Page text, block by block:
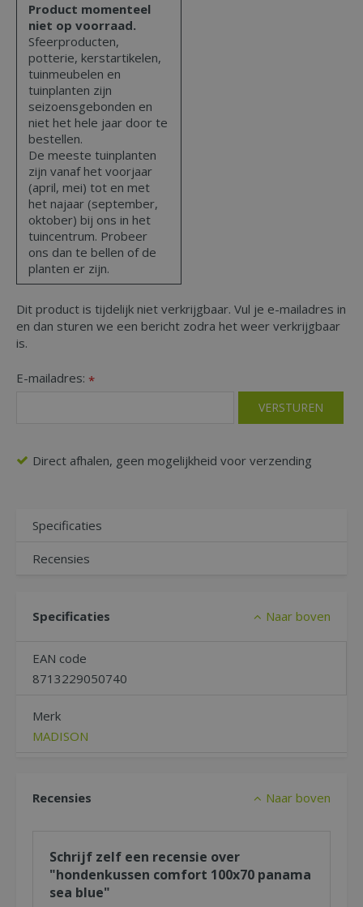
Product momenteel
niet op voorraad.
Sfeerproducten,
potterie, kerstartikelen,
tuinmeubelen en
tuinplanten zijn
seizoensgebonden en
niet het hele jaar door te
bestellen.
De meeste tuinplanten
zijn vanaf het voorjaar
(april, mei) tot en met
het najaar (september,
oktober) bij ons in het
tuincentrum. Probeer
ons dan te bellen of de
planten er zijn.
Dit product is tijdelijk niet verkrijgbaar. Vul je e-mailadres in
en dan sturen we een bericht zodra het weer verkrijgbaar
is.
E-mailadres: *
Direct afhalen, geen mogelijkheid voor verzending
Specificaties
Recensies
Specificaties Naar boven
EAN code
8713229050740
Merk
MADISON
Recensies Naar boven
Schrijf zelf een recensie over
"hondenkussen comfort 100x70 panama
sea blue"